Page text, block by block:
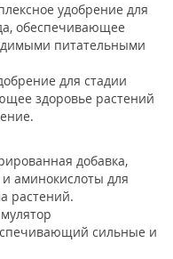
удобрение для
обеспечивающее
питательными
для стадии
здоровье растений
добавка,
аминокислоты для
растений.
сильные и